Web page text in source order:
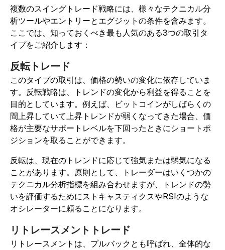
複数のスイングトレード戦略には、様々なテクニカル分
析ツールやエントリーとエグジットの条件を含みます。
ここでは、知っておくべき最も人気のある3つの取引タ
イプをご紹介します：
反転トレード
このタイプの取引は、価格の勢いの変化に依存していま
す。反転戦略は、トレンドの変化から利益を得ることを
目的としています。例えば、ビットコインがしばらくの
間上昇していて上昇トレンドが弱くなってきた場合、価
格が主要なサポートレベルを下回ったときにショートポ
ジションを取ることができます。
反転は、現在のトレンドに応じて強気または弱気になる
ことがあります。原則として、トレーダーはいくつかの
テクニカル分析指標を組み合わせますが、トレンドの勢
いを評価するためにストキャスティクスやRSIのような
オシレーターに頼ることになります。
リトレースメントトレード
リトレースメントは、プルバックとも呼ばれ、全体的な